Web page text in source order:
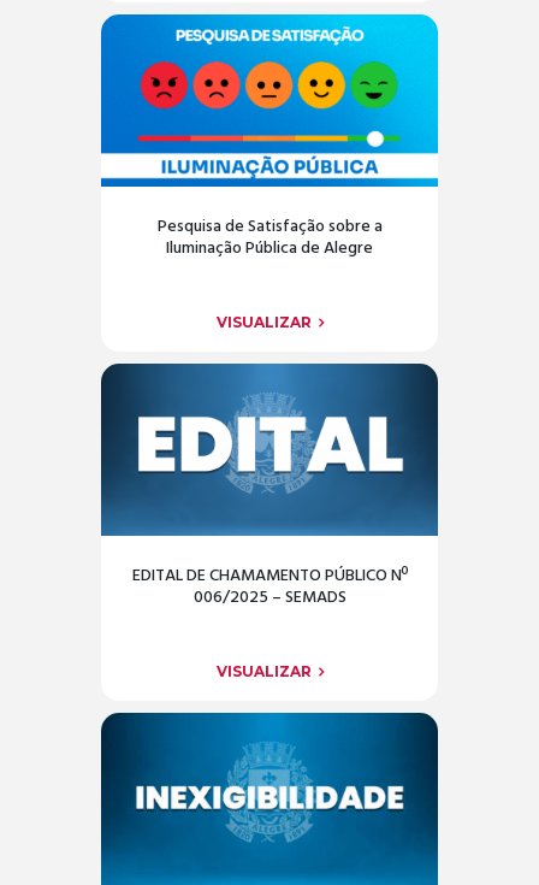
Pesquisa de Satisfação sobre a
Iluminação Pública de Alegre
VISUALIZAR
EDITAL DE CHAMAMENTO PÚBLICO Nº
006/2025 – SEMADS
VISUALIZAR